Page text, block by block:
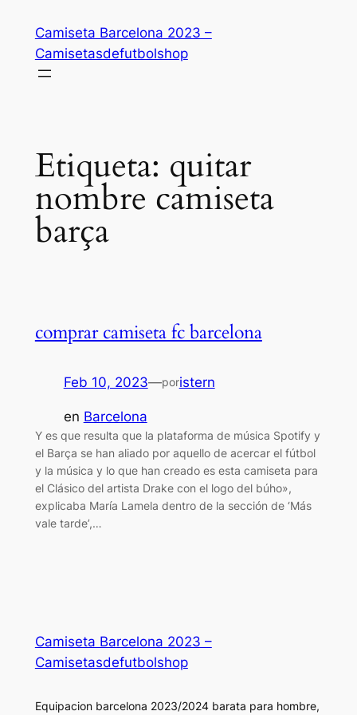
contenido
Camiseta Barcelona 2023 –
Camisetasdefutbolshop
Etiqueta: quitar
nombre camiseta
barça
comprar camiseta fc barcelona
Feb 10, 2023—poristern
en Barcelona
Y es que resulta que la plataforma de música Spotify y
el Barça se han aliado por aquello de acercar el fútbol
y la música y lo que han creado es esta camiseta para
el Clásico del artista Drake con el logo del búho»,
explicaba María Lamela dentro de la sección de ‘Más
vale tarde’,…
Camiseta Barcelona 2023 –
Camisetasdefutbolshop
Equipacion barcelona 2023/2024 barata para hombre,